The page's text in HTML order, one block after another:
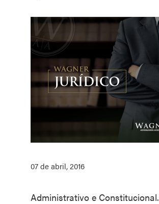
07 de abril, 2016
Administrativo e Constitucional.